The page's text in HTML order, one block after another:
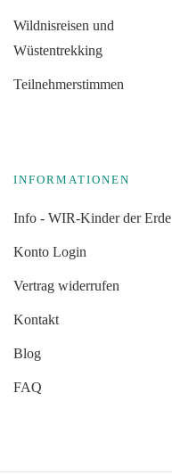
Wildnisreisen und
Wüstentrekking
Teilnehmerstimmen
INFORMATIONEN
Info - WIR-Kinder der Erde
Konto Login
Vertrag widerrufen
Kontakt
Blog
FAQ